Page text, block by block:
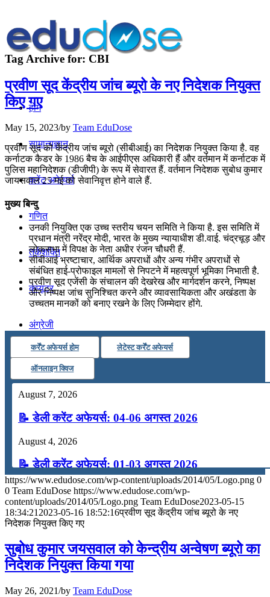
होम
सामान्यज्ञान
करेंट अफेयर्स
गणित
तर्कशक्ति
कंप्यूटर
अंग्रेजी
मॉक टेस्ट
टुडेज जीके
Tag Archive for: CBI
प्रवीण सूद केंद्रीय जांच ब्यूरो के नए निदेशक नियुक्त
किए गए
May 15, 2023/by Team EduDose
प्रवीण सूद को केंद्रीय जांच ब्यूरो (सीबीआई) का निदेशक नियुक्त किया है. वह
कर्नाटक कैडर के 1986 बैच के आईपीएस अधिकारी हैं और वर्तमान में कर्नाटक में
पुलिस महानिदेशक (डीजीपी) के रूप में सेवारत हैं. वर्तमान निदेशक सुबोध कुमार
जायसवाल 25 मई को सेवानिवृत्त होने वाले हैं.
मुख्य बिन्दु
उनकी नियुक्ति एक उच्च स्तरीय चयन समिति ने किया है. इस समिति में
प्रधान मंत्री नरेंद्र मोदी, भारत के मुख्य न्यायाधीश डी.वाई. चंद्रचूड़ और
लोकसभा में विपक्ष के नेता अधीर रंजन चौधरी हैं.
सीबीआई भ्रष्टाचार, आर्थिक अपराधों और अन्य गंभीर अपराधों से
संबंधित हाई-प्रोफाइल मामलों से निपटने में महत्वपूर्ण भूमिका निभाती है.
प्रवीण सूद एजेंसी के संचालन की देखरेख और मार्गदर्शन करने, निष्पक्ष
और निष्पक्ष जांच सुनिश्चित करने और व्यावसायिकता और अखंडता के
उच्चतम मानकों को बनाए रखने के लिए जिम्मेदार होंगे.
कर्रेंट अफेयर्स होम लेटेस्ट कर्रेंट अफेयर्स
ऑनलाइन क्विज
August 7, 2026
📝 डेली करेंट अफेयर्स: 04-06 अगस्त 2026
August 4, 2026
📝 डेली करेंट अफेयर्स: 01-03 अगस्त 2026
July 31, 2026
📝 डेली करेंट अफेयर्स: 28-31 जुलाई 2026
📝 डेली करेंट अफेयर्स: 25-27 जुलाई 2026
https://www.edudose.com/wp-content/uploads/2014/05/Logo.png 0
0 Team EduDose https://www.edudose.com/wp-
content/uploads/2014/05/Logo.png Team EduDose2023-05-15
18:34:21 2023-05-16 18:52:16प्रवीण सूद केंद्रीय जांच ब्यूरो के नए
निदेशक नियुक्त किए गए
सुबोध कुमार जयसवाल को केन्‍द्रीय अन्‍वेषण ब्‍यूरो का
निदेशक नियुक्‍त किया गया
May 26, 2021/by Team EduDose